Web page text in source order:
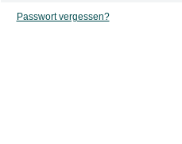
Passwort vergessen?